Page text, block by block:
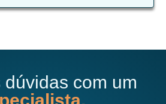
dúvidas com um